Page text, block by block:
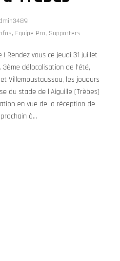
, Equipe Pro, Supporters
Rendez vous ce jeudi 31 juillet
délocalisation de l’été,
Villemoustaussou, les joueurs
du stade de l’Aiguille (Trèbes)
en vue de la réception de
à...